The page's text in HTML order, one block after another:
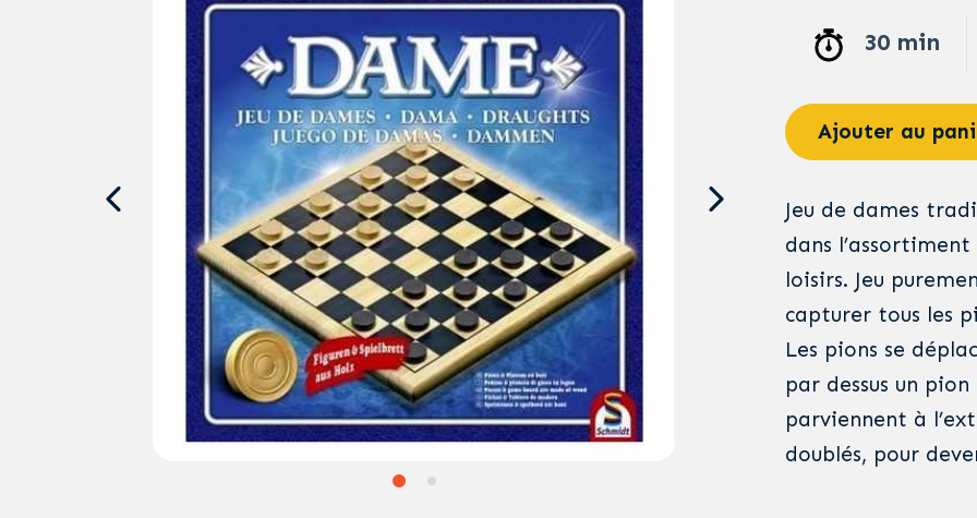
30 min
Ajouter au
Jeu de dames
dans
loisirs. Jeu
capturer tous les
Les pions se
par dessus un
parviennent à
doublés, pour